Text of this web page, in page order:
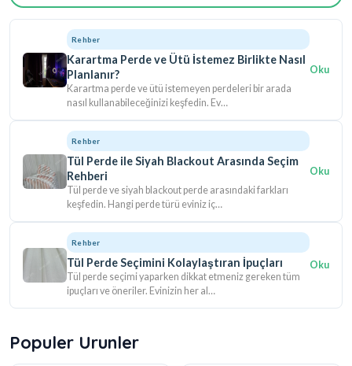
Rehber
Karartma Perde ve Ütü İstemez Birlikte Nasıl
Planlanır?
Karartma perde ve ütü istemeyen perdeleri bir arada
nasıl kullanabileceğinizi keşfedin. Ev…
Oku
Rehber
Tül Perde ile Siyah Blackout Arasında Seçim
Rehberi
Tül perde ve siyah blackout perde arasındaki farkları
keşfedin. Hangi perde türü eviniz iç…
Oku
Rehber
Tül Perde Seçimini Kolaylaştıran İpuçları
Tül perde seçimi yaparken dikkat etmeniz gereken tüm
ipuçları ve öneriler. Evinizin her al…
Oku
Populer Urunler